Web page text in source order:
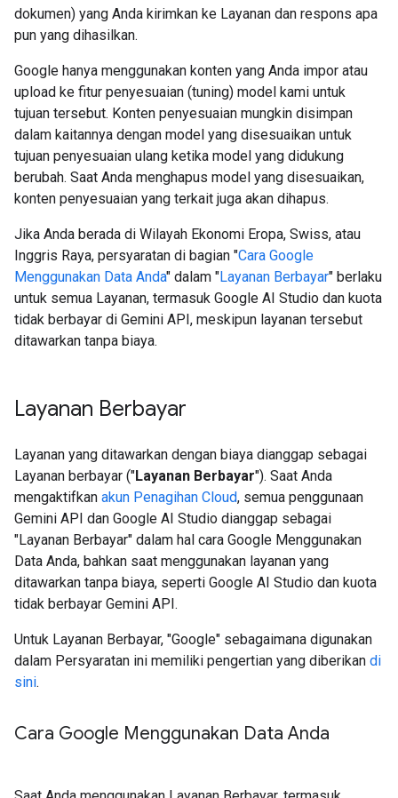
dokumen) yang Anda kirimkan ke Layanan dan respons apa
pun yang dihasilkan.
Google hanya menggunakan konten yang Anda impor atau
upload ke fitur penyesuaian (tuning) model kami untuk
tujuan tersebut. Konten penyesuaian mungkin disimpan
dalam kaitannya dengan model yang disesuaikan untuk
tujuan penyesuaian ulang ketika model yang didukung
berubah. Saat Anda menghapus model yang disesuaikan,
konten penyesuaian yang terkait juga akan dihapus.
Jika Anda berada di Wilayah Ekonomi Eropa, Swiss, atau
Inggris Raya, persyaratan di bagian "Cara Google
Menggunakan Data Anda" dalam "Layanan Berbayar" berlaku
untuk semua Layanan, termasuk Google AI Studio dan kuota
tidak berbayar di Gemini API, meskipun layanan tersebut
ditawarkan tanpa biaya.
Layanan Berbayar
Layanan yang ditawarkan dengan biaya dianggap sebagai
Layanan berbayar ("Layanan Berbayar"). Saat Anda
mengaktifkan akun Penagihan Cloud, semua penggunaan
Gemini API dan Google AI Studio dianggap sebagai
"Layanan Berbayar" dalam hal cara Google Menggunakan
Data Anda, bahkan saat menggunakan layanan yang
ditawarkan tanpa biaya, seperti Google AI Studio dan kuota
tidak berbayar Gemini API.
Untuk Layanan Berbayar, "Google" sebagaimana digunakan
dalam Persyaratan ini memiliki pengertian yang diberikan di
sini.
Cara Google Menggunakan Data Anda